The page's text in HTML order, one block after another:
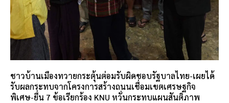
ชาวบ้านเมืองทวายกระตุ้นต่อมรับผิดชอบรัฐบาลไทย-เผยได้
รับผลกระทบจากโครงการสร้างถนนเชื่อมเขตเศรษฐกิจ
พิเศษ-ยื่น 7 ข้อเรียกร้อง KNU หวั่นกระทบแผนสันติภาพ